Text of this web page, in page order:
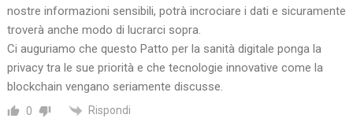
nostre informazioni sensibili, potrà incrociare i dati e sicuramente
troverà anche modo di lucrarci sopra.
Ci auguriamo che questo Patto per la sanità digitale ponga la
privacy tra le sue priorità e che tecnologie innovative come la
blockchain vengano seriamente discusse.
0 Rispondi